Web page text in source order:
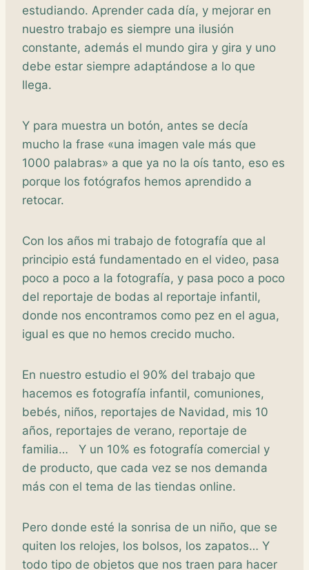
estudiando. Aprender cada día, y mejorar en
nuestro trabajo es siempre una ilusión
constante, además el mundo gira y gira y uno
debe estar siempre adaptándose a lo que
llega.
Y para muestra un botón, antes se decía
mucho la frase «una imagen vale más que
1000 palabras» a que ya no la oís tanto, eso es
porque los fotógrafos hemos aprendido a
retocar.
Con los años mi trabajo de fotografía que al
principio está fundamentado en el video, pasa
poco a poco a la fotografía, y pasa poco a poco
del reportaje de bodas al reportaje infantil,
donde nos encontramos como pez en el agua,
igual es que no hemos crecido mucho.
En nuestro estudio el 90% del trabajo que
hacemos es fotografía infantil, comuniones,
bebés, niños, reportajes de Navidad, mis 10
años, reportajes de verano, reportaje de
familia… Y un 10% es fotografía comercial y
de producto, que cada vez se nos demanda
más con el tema de las tiendas online.
Pero donde esté la sonrisa de un niño, que se
quiten los relojes, los bolsos, los zapatos… Y
todo tipo de objetos que nos traen para hacer